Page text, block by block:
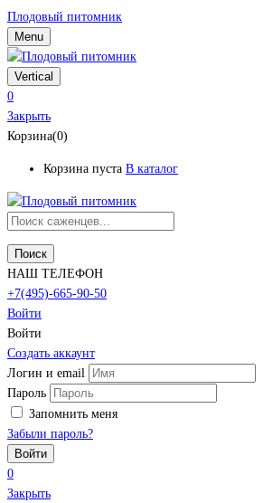
Плодовый питомник
Menu
Vertical
0
Закрыть
Корзина(0)
Корзина пуста В каталог
Поиск
НАШ ТЕЛЕФОН
+7(495)-665-90-50
Войти
Войти
Создать аккаунт
Логин и email
Пароль
Запомнить меня
Забыли пароль?
0
Закрыть